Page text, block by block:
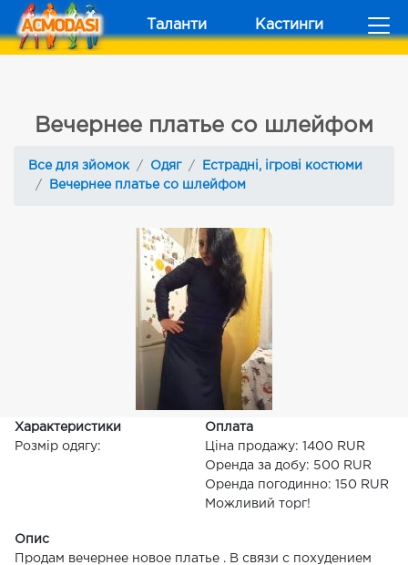
Таланти Кастинги
Вечернее платье со шлейфом
Все для зйомок Одяг
Естрадні, ігрові костюми
Вечернее платье со шлейфом
Характеристики
Розмір одягу:
Оплата
Ціна продажу: 1400 RUR
Оренда за добу: 500 RUR
Оренда погодинно: 150 RUR
Можливий торг!
Опис
Продам вечернее новое платье . В связи с похудением